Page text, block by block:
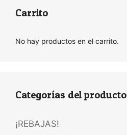
Carrito
No hay productos en el carrito.
Categorías del producto
¡REBAJAS!